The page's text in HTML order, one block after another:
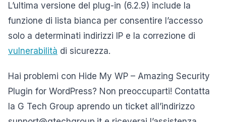
L’ultima versione del plug-in (6.2.9) include la
funzione di lista bianca per consentire l’accesso
solo a determinati indirizzi IP e la correzione di
vulnerabilità di sicurezza.
Hai problemi con Hide My WP – Amazing Security
Plugin for WordPress? Non preoccuparti! Contatta
la G Tech Group aprendo un ticket all’indirizzo